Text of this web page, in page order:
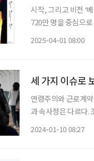
시작, 그리고 비전 ‘
720만 명을 중심으
2025-04-01 08:00
세 가지 이슈로
연령주의와 근로계
과 속사정은 다르다.
2024-01-10 08:27